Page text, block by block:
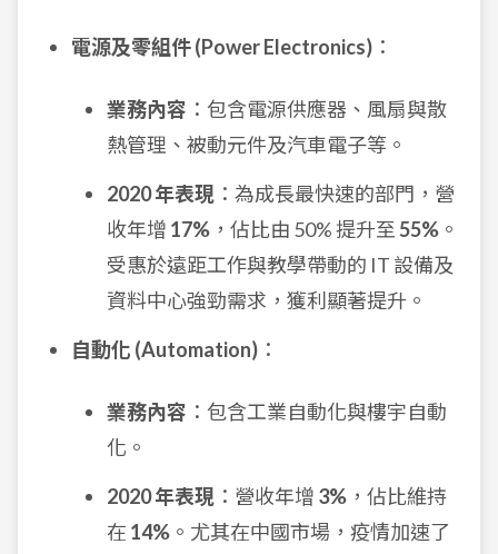
電源及零組件 (Power Electronics) ：
業務內容 ：包含電源供應器、風扇與散
熱管理、被動元件及汽車電子等。
2020 年表現 ：為成長最快速的部門，營
收年增 17% ，佔比由 50% 提升至 55% 。
受惠於遠距工作與教學帶動的 IT 設備及
資料中心強勁需求，獲利顯著提升。
自動化 (Automation) ：
業務內容 ：包含工業自動化與樓宇自動
化。
2020 年表現 ：營收年增 3% ，佔比維持
在 14% 。尤其在中國市場，疫情加速了